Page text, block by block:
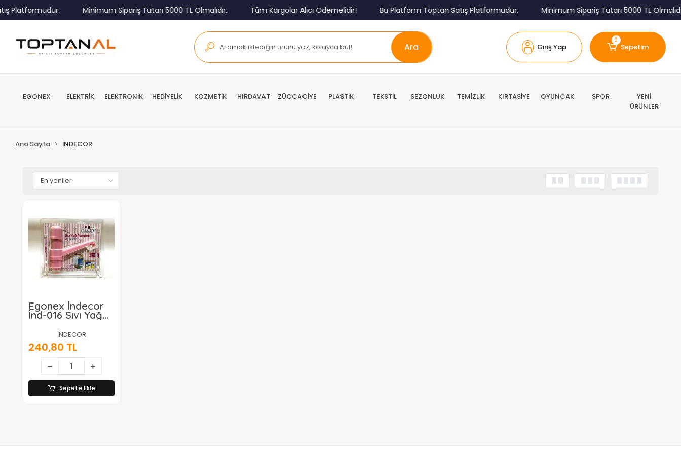
Platformudur. Minimum Sipariş Tutarı 5000 TL Olmalıdır. Tüm Kargolar Alıcı Ödemelidir! Bu Platform Toptan Satış Platformudur. Minimum Sipariş Tutarı 5000 TL
Ara Giriş Yap
0
Sepetim
EGONEX ELEKTRİK ELEKTRONİK HEDİYELİK KOZMETİK HIRDAVAT ZÜCCACİYE PLASTİK TEKSTİL SEZONLUK TEMİZLİK KIRTASİYE OYUNCAK SPOR
YENİ
ÜRÜNLER
Ana Sayfa İNDECOR
Egonex İndecor
İnd-016 Sıvı Yağ
Pompax*24
İNDECOR
240,80 TL
Sepete Ekle